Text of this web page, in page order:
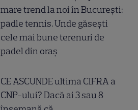
mare trend la noi în București:
padle tennis. Unde găsești
cele mai bune terenuri de
padel din oraș
CE ASCUNDE ultima CIFRA a
CNP-ului? Dacă ai 3 sau 8